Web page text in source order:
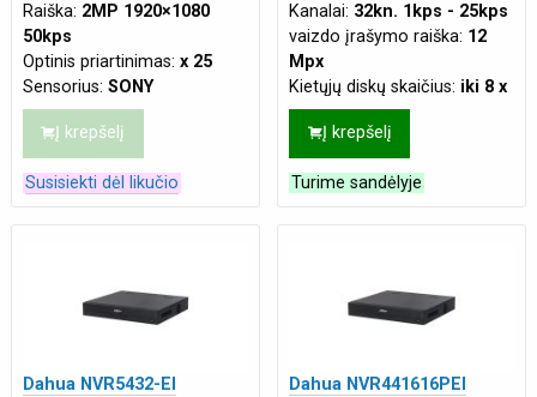
Raiška: 2MP 1920×1080
50kps
Optinis priartinimas: x 25
Sensorius: SONY
Naktinis pašvietimas:
Maitinimas:PoE+ (802.3at)
Į krepšelį
Susisiekti dėl likučio
Kanalai: 32kn. 1kps - 25kps
vaizdo įrašymo raiška: 12
Mpx
Kietųjų diskų skaičius: iki 8 x
3.5"
Maks. duomenų srautas:
320Mbps
Savybės:IVS funkcijos
PoE sąsajos:16
Į krepšelį
Turime sandėlyje
Dahua NVR5432-EI Dahua NVR441616PEI